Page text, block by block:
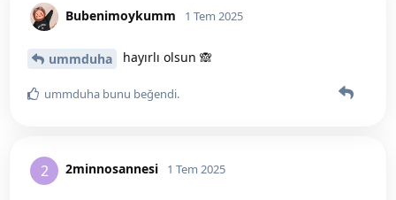
Bubenimoykumm 1 Tem 2025
ummduha hayırlı olsun 🙈
ummduha bunu beğendi.
2 2minnosannesi 1 Tem 2025